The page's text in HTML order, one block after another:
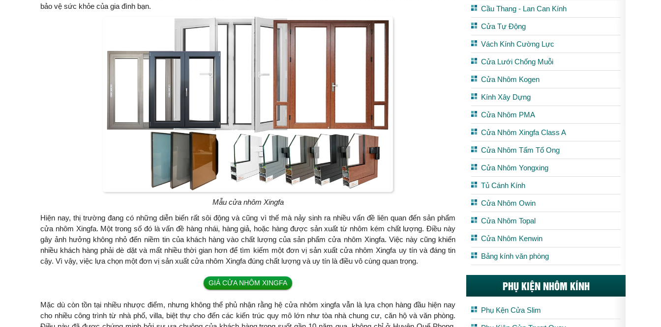
bảo vệ sức khỏe của gia đình bạn.
Mẫu cửa nhôm Xingfa
Hiện nay, thị trường đang có những diễn biến rất sôi động và cũng vì thế mà nảy sinh ra nhiều vấn đề liên quan đến sản phẩm
cửa nhôm Xingfa. Một trong số đó là vấn đề hàng nhái, hàng giả, hoặc hàng được sản xuất từ nhôm kém chất lượng. Điều này
gây ảnh hưởng không nhỏ đến niềm tin của khách hàng vào chất lượng của sản phẩm cửa nhôm Xingfa. Việc này cũng khiến
nhiều khách hàng phải dè dặt và mất nhiều thời gian hơn để tìm kiếm một đơn vị sản xuất cửa nhôm Xingfa uy tín và đáng tin
cậy. Vì vậy, việc lựa chọn một đơn vị sản xuất cửa nhôm Xingfa đúng chất lượng và uy tín là điều vô cùng quan trọng.
GIÁ CỬA NHÔM XINGFA
Mặc dù còn tồn tại nhiều nhược điểm, nhưng không thể phủ nhận rằng hệ cửa nhôm xingfa vẫn là lựa chọn hàng đầu hiện nay
cho nhiều công trình từ nhà phố, villa, biệt thự cho đến các kiến trúc quy mô lớn như tòa nhà chung cư, căn hộ và văn phòng.
Cầu Thang - Lan Can Kính
Cửa Tự Động
Vách Kính Cường Lực
Cửa Lưới Chống Muỗi
Cửa Nhôm Kogen
Kính Xây Dựng
Cửa Nhôm PMA
Cửa Nhôm Xingfa Class A
Cửa Nhôm Tấm Tổ Ong
Cửa Nhôm Yongxing
Tủ Cánh Kính
Cửa Nhôm Owin
Cửa Nhôm Topal
Cửa Nhôm Kenwin
Bảng kính văn phòng
PHỤ KIỆN NHÔM KÍNH
Phụ Kện Cửa Slim